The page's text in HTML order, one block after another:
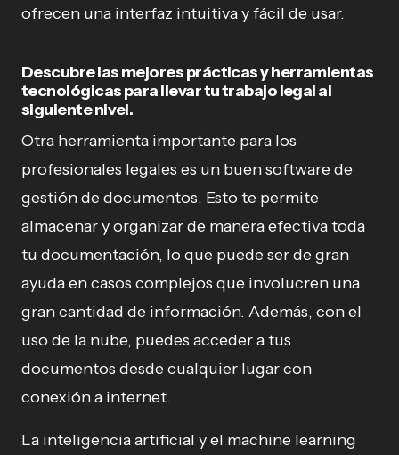
ofrecen una interfaz intuitiva y fácil de usar.
Descubre las mejores prácticas y herramientas
tecnológicas para llevar tu trabajo legal al
siguiente nivel.
Otra herramienta importante para los
profesionales legales es un buen software de
gestión de documentos. Esto te permite
almacenar y organizar de manera efectiva toda
tu documentación, lo que puede ser de gran
ayuda en casos complejos que involucren una
gran cantidad de información. Además, con el
uso de la nube, puedes acceder a tus
documentos desde cualquier lugar con
conexión a internet.
La inteligencia artificial y el machine learning